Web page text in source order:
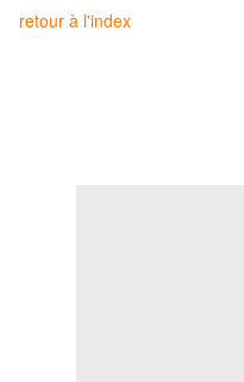
retour à l'index